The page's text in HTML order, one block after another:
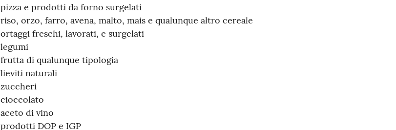
pizza e prodotti da forno surgelati
riso, orzo, farro, avena, malto, mais e qualunque altro cereale
ortaggi freschi, lavorati, e surgelati
legumi
frutta di qualunque tipologia
lieviti naturali
zuccheri
cioccolato
aceto di vino
prodotti DOP e IGP